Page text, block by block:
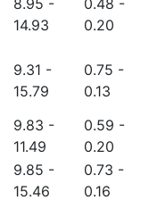
8.95 -
14.93
0.48 -
0.20
9.31 -
15.79
0.75 -
0.13
9.83 -
11.49
0.59 -
0.20
9.85 -
15.46
0.73 -
0.16